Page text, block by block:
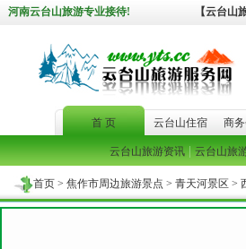
河南云台山旅游专业接待! 【云台山
首 页 云台山住宿 商
云台山旅游资讯|云台山旅
首页 > 焦作市周边旅游景点 > 青天河景区 >